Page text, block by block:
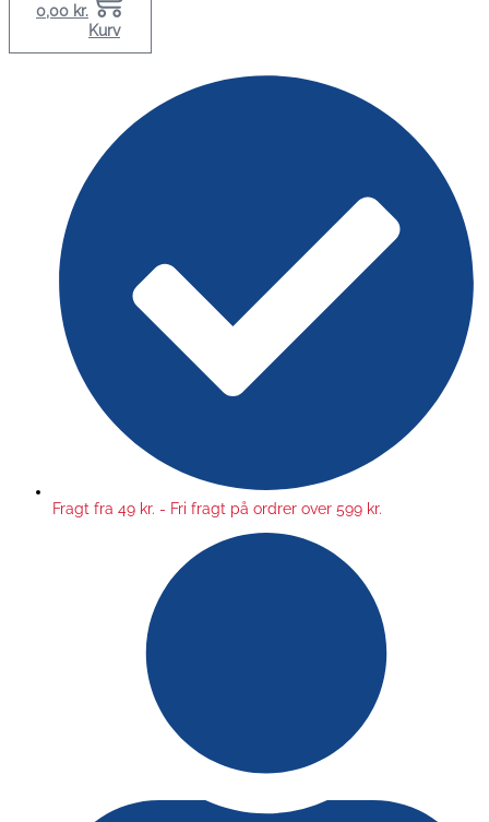
0,00 kr.
Kurv
Fragt fra 49 kr. - Fri fragt på ordrer over 599 kr.